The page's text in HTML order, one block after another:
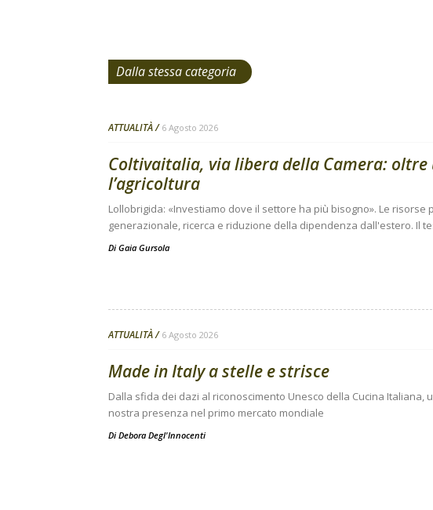
Dalla stessa categoria
ATTUALITÀ 6 Agosto 2026
Coltivaitalia, via libera della Camera:
l’agricoltura
Lollobrigida: «Investiamo dove il settore ha più bisogno». Le risorse
generazionale, ricerca e riduzione della dipendenza dall'estero. Il
Di Gaia Gursola
ATTUALITÀ 6 Agosto 2026
Made in Italy a stelle e strisce
Dalla sfida dei dazi al riconoscimento Unesco della Cucina Italiana,
nostra presenza nel primo mercato mondiale
Di Debora Degl'Innocenti